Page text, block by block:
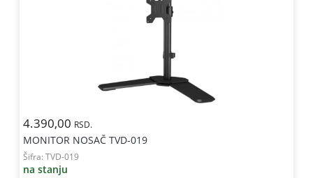
4.390,00 RSD.
MONITOR NOSAČ TVD-019
Šifra: TVD-019
na stanju